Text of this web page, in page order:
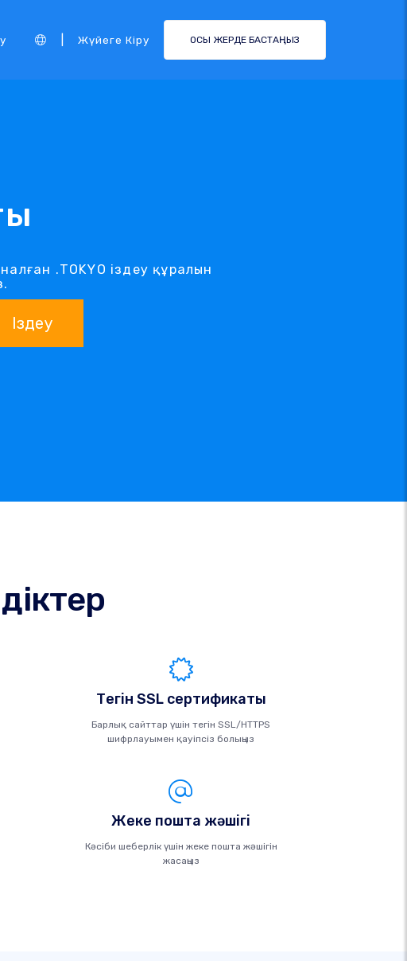
Жүйеге Кіру ОСЫ ЖЕРДЕ БАСТАҢЫЗ
.TOKYO іздеу құралын
Іздеу
Тегін SSL сертификаты
Барлық сайттар үшін тегін SSL/HTTPS
шифрлауымен қауіпсіз болыңыз
Жеке пошта жәшігі
Кәсіби шеберлік үшін жеке пошта жәшігін
жасаңыз